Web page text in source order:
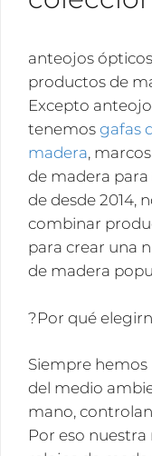
anteojos
productos de
Excepto
tenemos gafas
madera,
de madera
de desde 2014,
combinar
para crear una
de madera
?Por qué
Siempre
del medio
mano,
Por eso nuestra